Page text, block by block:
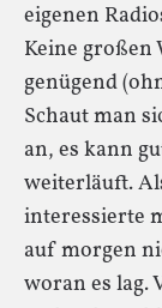
eigenen
Keine großen
genügend
Schaut man
an, es kann
weiterläuft.
interessierte
auf morgen
woran es lag.